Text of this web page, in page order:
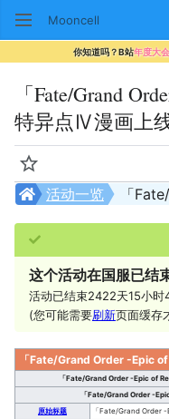
Mooncell
你知道吗？B站年度大
「Fate/Grand
特异点Ⅳ漫画上
监视
活动一览
这个活动在国服已结
活动已结束2422天15小时
(您可能需要刷新页面缓存
「Fate/Grand Order -Epic
「Fate/Grand Order -Epic of
「Fate/Grand Order -
原始标题
「Fate/Grand Order